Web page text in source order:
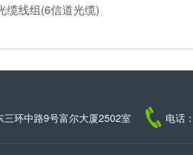
缆线组(6信道光缆)
环中路9号富尔大厦2502室 电话